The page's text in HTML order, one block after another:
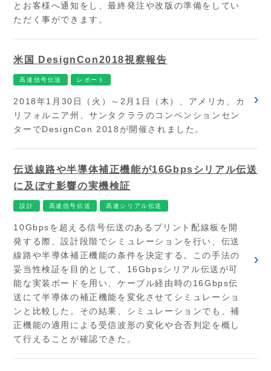
とお客様へ通知をし、最終発注や改版の準備をしてい
ただく事ができます。
米国 DesignCon2018視察報告
高速信号伝送 レポート
2018年1月30日（火）～2月1日（木）、アメリカ、カ
リフォルニア州、サンタクララのコンベンションセン
ターでDesignCon 2018が開催されました。
伝送線路や半導体補正機能が16Gbpsシリアル伝送
に及ぼす影響の実機検証
設計 高速信号伝送 高速シリアル伝送
10Gbpsを超える信号伝送のあるプリント配線板を開
発する際、設計段階でシミュレーションを行い、伝送
線路や半導体補正機能の条件を決定する。この手法の
妥当性検証を目的として、16Gbpsシリアル伝送が可
能な実装ボードを用い、ケーブル経由時の16Gbps伝
送にて半導体の補正機能を変化させてシミュレーショ
ンと比較した。その結果、シミュレーションでも、補
正機能の適用による受信波形の変化や合否判定を概し
て行えることが確認できた。